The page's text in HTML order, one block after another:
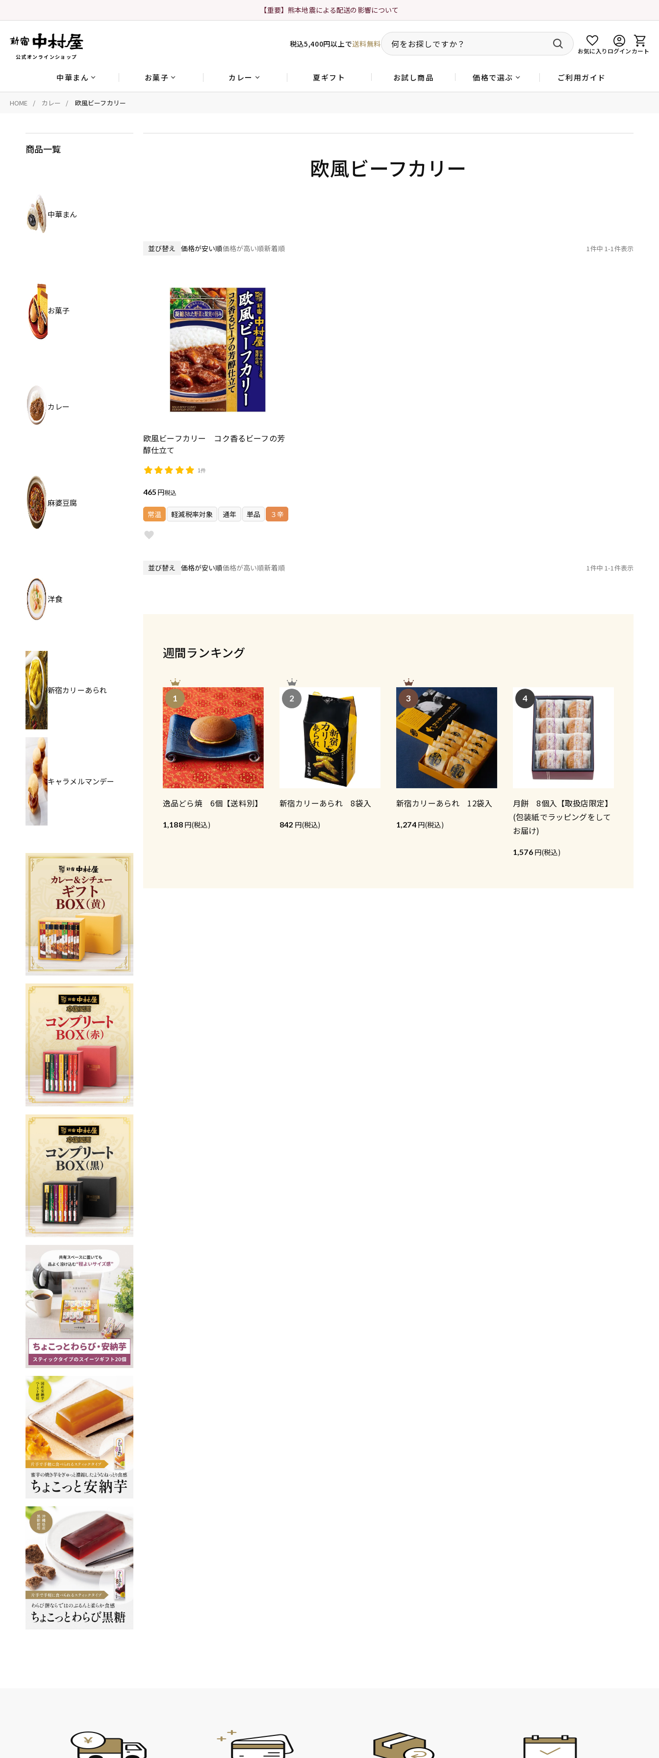
【重要】熊本地震による配送の影響について
公式オンラインショップ
税込5,400円以上で送料無料
お気に入りログインカート
中華まん お菓子 カレー 夏ギフト お試し商品 価格で選ぶ ご利用ガイド
HOME カレー 欧風ビーフカリー
商品一覧
中華まん
お菓子
カレー
麻婆豆腐
洋食
新宿カリーあられ
キャラメルマンデー
欧風ビーフカリー
並び替え 価格が安い順価格が高い順新着順 1件中 1-1件表示
欧風ビーフカリー コク香るビーフの芳
醇仕立て
1件
465 税込
常温 軽減税率対象 通年 単品 ３辛
並び替え 価格が安い順価格が高い順新着順 1件中 1-1件表示
週間ランキング
1
逸品どら焼 6個【送料別】
1,188 (税込)
2
新宿カリーあられ 8袋入
842 (税込)
3
新宿カリーあられ 12袋入
1,274 (税込)
4
月餅 8個入【取扱店限定】
(包装紙でラッピングをして
お届け)
1,576 (税込)